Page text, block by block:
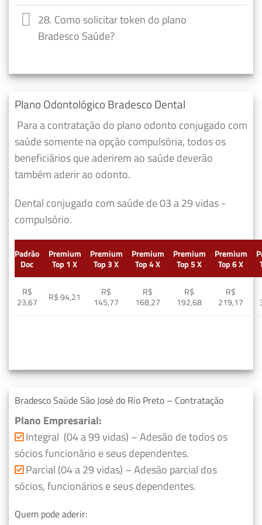
28. Como solicitar token do plano
Bradesco Saúde?
Plano Odontológico Bradesco Dental
Para a contratação do plano odonto conjugado com
saúde somente na opção compulsória, todos os
beneficiários que aderirem ao saúde deverão
também aderir ao odonto.
Dental conjugado com saúde de 03 a 29 vidas -
compulsório.
Padrão
Doc
Premium
Top 1 X
Premium
Top 3 X
Premium
Top 4 X
Premium
Top 5 X
Premium
Top 6 X
R$
23,67
R$ 94,21
R$
145,77
R$
168,27
R$
192,68
R$
219,17
Bradesco Saúde São José do Rio Preto – Contratação
Plano Empresarial:
Integral (04 a 99 vidas) – Adesão de todos os
sócios funcionário e seus dependentes.
Parcial (04 a 29 vidas) – Adesão parcial dos
sócios, funcionários e seus dependentes.
Quem pode aderir: